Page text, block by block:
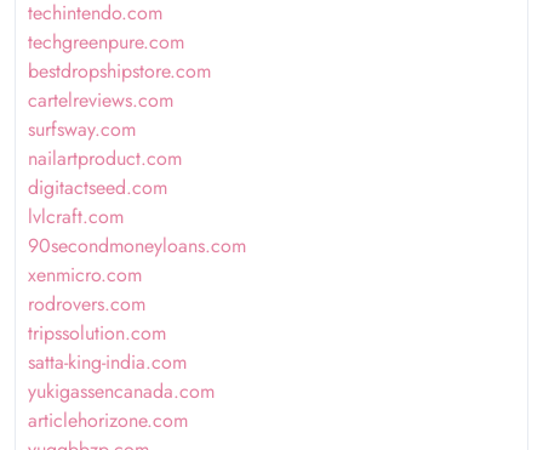
techintendo.com
techgreenpure.com
bestdropshipstore.com
cartelreviews.com
surfsway.com
nailartproduct.com
digitactseed.com
lvlcraft.com
90secondmoneyloans.com
xenmicro.com
rodrovers.com
tripssolution.com
satta-king-india.com
yukigassencanada.com
articlehorizone.com